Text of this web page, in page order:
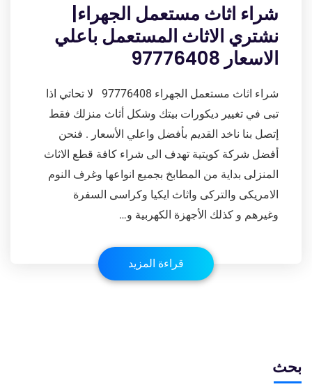
شراء اثاث مستعمل الجهراء|
نشتري الاثاث المستعمل باعلي
الاسعار 97776408
شراء اثاث مستعمل الجهراء 97776408 لا تحاتي اذا
تبى في تغيير ديكورات بيتك وشكل أثاث منزلك فقط
إتصل بنا ناخد القديم بأفضل واعلي الأسعار . فنحن
أفضل شركة كويتية تهدف الى شراء كافة قطع الاثاث
المنزلى بداية من المطابخ بجميع انواعها وغرف النوم
الامريكى والتركى واثاث ايكيا وكراسى السفرة
وغيرهم و كذلك الأجهزة الكهربية و…
قراءة المزيد
بحث